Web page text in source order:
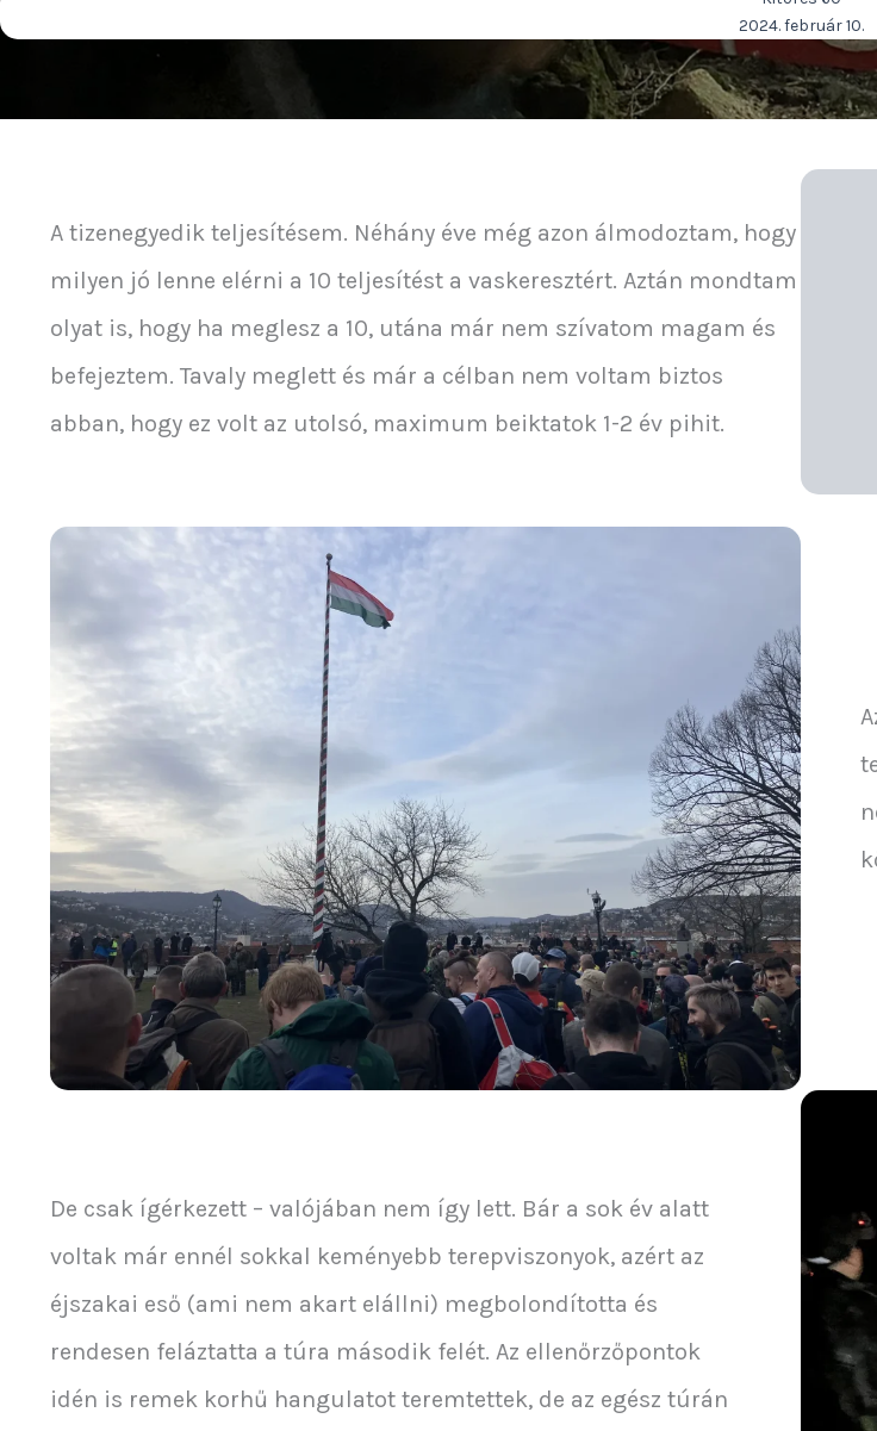
2024. február 10.
A tizenegyedik teljesítésem. Néhány éve még azon álmodoztam, hogy
milyen jó lenne elérni a 10 teljesítést a vaskeresztért. Aztán mondtam
olyat is, hogy ha meglesz a 10, utána már nem szívatom magam és
befejeztem. Tavaly meglett és már a célban nem voltam biztos
abban, hogy ez volt az utolsó, maximum beiktatok 1-2 év pihit.
De csak ígérkezett – valójában nem így lett. Bár a sok év alatt
voltak már ennél sokkal keményebb terepviszonyok, azért az
éjszakai eső (ami nem akart elállni) megbolondította és
rendesen feláztatta a túra második felét. Az ellenőrzőpontok
idén is remek korhű hangulatot teremtettek, de az egész túrán